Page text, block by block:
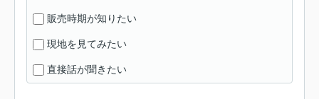
販売時期が知りたい
現地を見てみたい
直接話が聞きたい